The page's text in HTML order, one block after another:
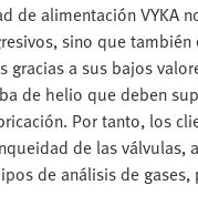
de alimentación VYKA
sino que también
gracias a sus bajos
de helio que deben
Por tanto, los
de las válvulas,
de análisis de